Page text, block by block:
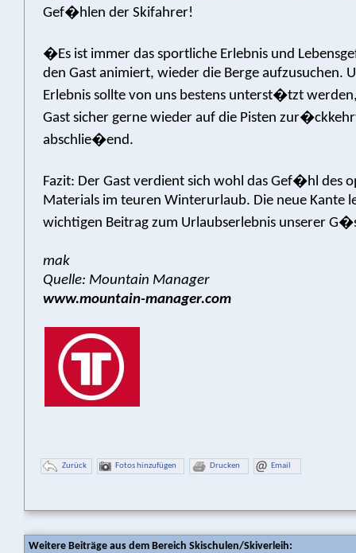
Gef�hlen der Skifahrer!
�Es ist immer das sportliche Erlebnis und
den Gast animiert, wieder die Berge aufzusuchen.
Erlebnis sollte von uns bestens unterst�tzt
Gast sicher gerne wieder auf die Pisten
abschlie�end.
Fazit: Der Gast verdient sich wohl das Gef�hl des
Materials im teuren Winterurlaub. Die neue Kante
wichtigen Beitrag zum Urlaubserlebnis unserer
mak
Quelle: Mountain Manager
www.mountain-manager.com
Zurück Fotos hinzufügen Drucken Email
Weitere Beiträge aus dem Bereich Skischulen/Skiverleih: